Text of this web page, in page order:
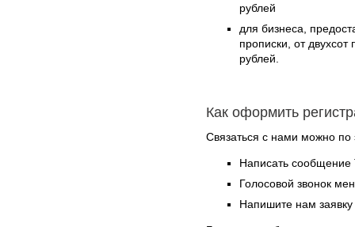
рублей
для бизнеса,
прописки, от двухсот
рублей.
Как оформить
Связаться с нами можно по
Написать
Голосовой звонок
Напишите нам